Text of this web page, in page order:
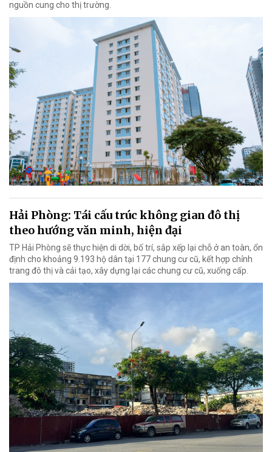
nguồn cung cho thị trường.
Hải Phòng: Tái cấu trúc không gian đô thị
theo hướng văn minh, hiện đại
TP Hải Phòng sẽ thực hiện di dời, bố trí, sắp xếp lại chỗ ở an toàn, ổn
định cho khoảng 9.193 hộ dân tại 177 chung cư cũ, kết hợp chỉnh
trang đô thị và cải tạo, xây dựng lại các chung cư cũ, xuống cấp.